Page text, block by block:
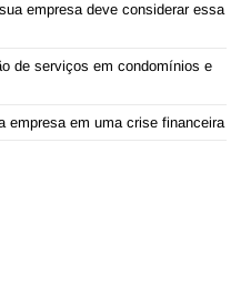
empresa deve considerar essa
de serviços em condomínios e
empresa em uma crise financeira